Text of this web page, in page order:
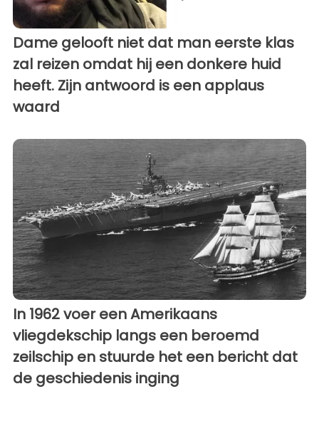
Dame gelooft niet dat man eerste klas
zal reizen omdat hij een donkere huid
heeft. Zijn antwoord is een applaus
waard
In 1962 voer een Amerikaans
vliegdekschip langs een beroemd
zeilschip en stuurde het een bericht dat
de geschiedenis inging